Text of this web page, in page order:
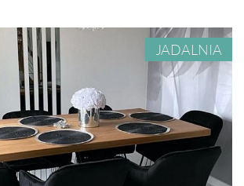
JADALNIA